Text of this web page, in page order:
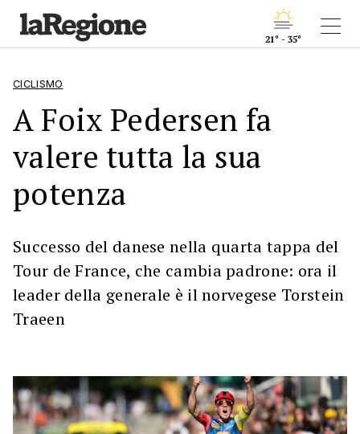
21° - 35°
CICLISMO
A Foix Pedersen fa
valere tutta la sua
potenza
Successo del danese nella quarta tappa del
Tour de France, che cambia padrone: ora il
leader della generale è il norvegese Torstein
Traeen